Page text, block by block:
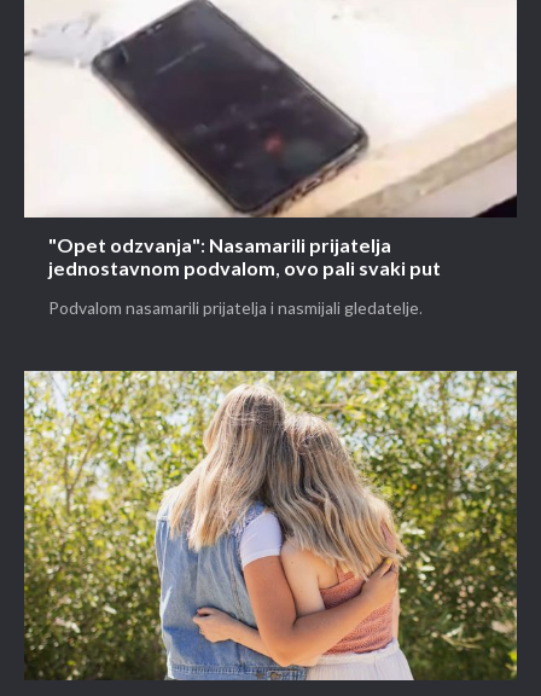
"Opet odzvanja": Nasamarili prijatelja
jednostavnom podvalom, ovo pali svaki put
Podvalom nasamarili prijatelja i nasmijali gledatelje.